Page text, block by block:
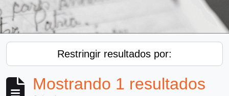
Restringir resultados por:
Mostrando 1 resultados